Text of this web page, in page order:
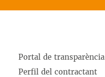
Portal de transparència
Perfil del contractant